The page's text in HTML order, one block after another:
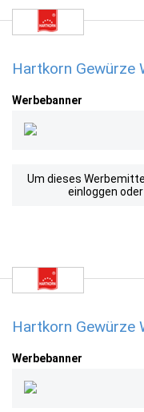
Hartkorn Gewürze
Werbebanner
Um dieses
einloggen
Hartkorn Gewürze
Werbebanner